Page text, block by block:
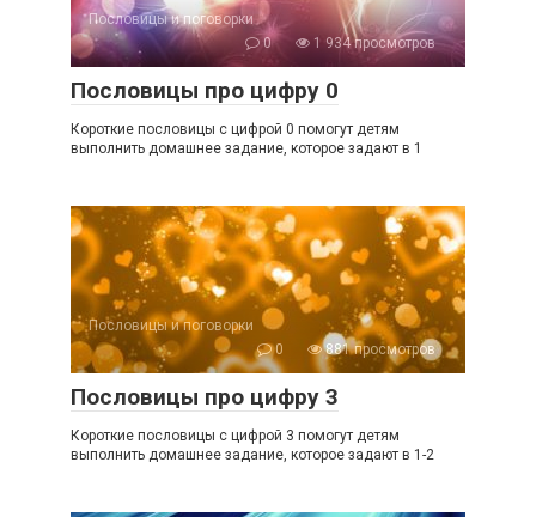
Пословицы и поговорки
0
1 934 просмотров
Пословицы про цифру 0
Короткие пословицы с цифрой 0 помогут детям
выполнить домашнее задание, которое задают в 1
Пословицы и поговорки
0
881 просмотров
Пословицы про цифру 3
Короткие пословицы с цифрой 3 помогут детям
выполнить домашнее задание, которое задают в 1-2